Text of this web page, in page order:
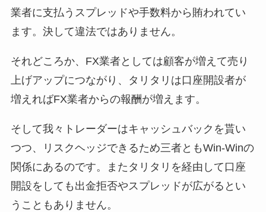
業者に支払うスプレッドや手数料から賄われてい
ます。決して違法ではありません。
それどころか、FX業者としては顧客が増えて売り
上げアップにつながり、タリタリは口座開設者が
増えればFX業者からの報酬が増えます。
そして我々トレーダーはキャッシュバックを貰い
つつ、リスクヘッジできるため三者ともWin-Winの
関係にあるのです。またタリタリを経由して口座
開設をしても出金拒否やスプレッドが広がるとい
うこともありません。